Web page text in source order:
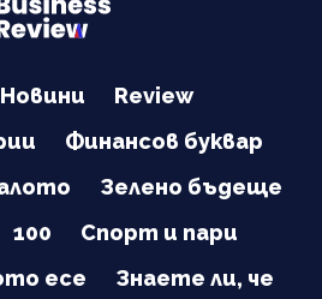
Review
Финансов буквар
Зелено бъдеще
100
Спорт и пари
есе
Знаете ли, че